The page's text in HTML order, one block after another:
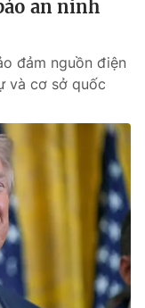
an ninh
đảm nguồn điện
và cơ sở quốc